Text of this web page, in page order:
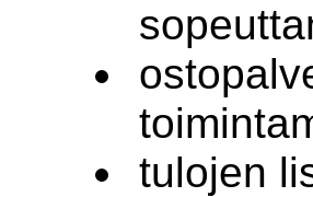
tulojen